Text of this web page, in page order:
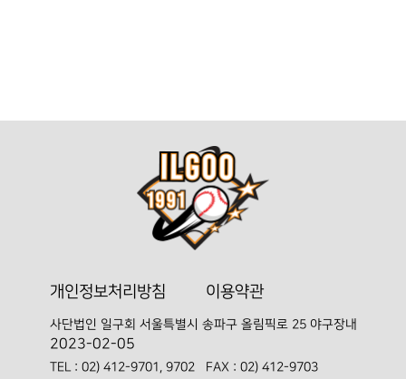
개인정보처리방침 이용약관
사단법인 일구회 서울특별시 송파구 올림픽로 25 야구장내
2023-02-05
TEL : 02) 412-9701, 9702 FAX : 02) 412-9703